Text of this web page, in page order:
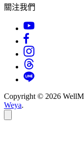
關注我們
Copyright © 2026
Weya.